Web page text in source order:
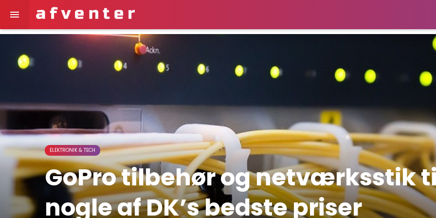

ELEKTRONIK & TECH
GoPro tilbehør og netværksstik
nogle af DK’s bedste priser